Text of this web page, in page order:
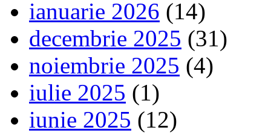
ianuarie 2026 (14)
decembrie 2025 (31)
noiembrie 2025 (4)
iulie 2025 (1)
iunie 2025 (12)